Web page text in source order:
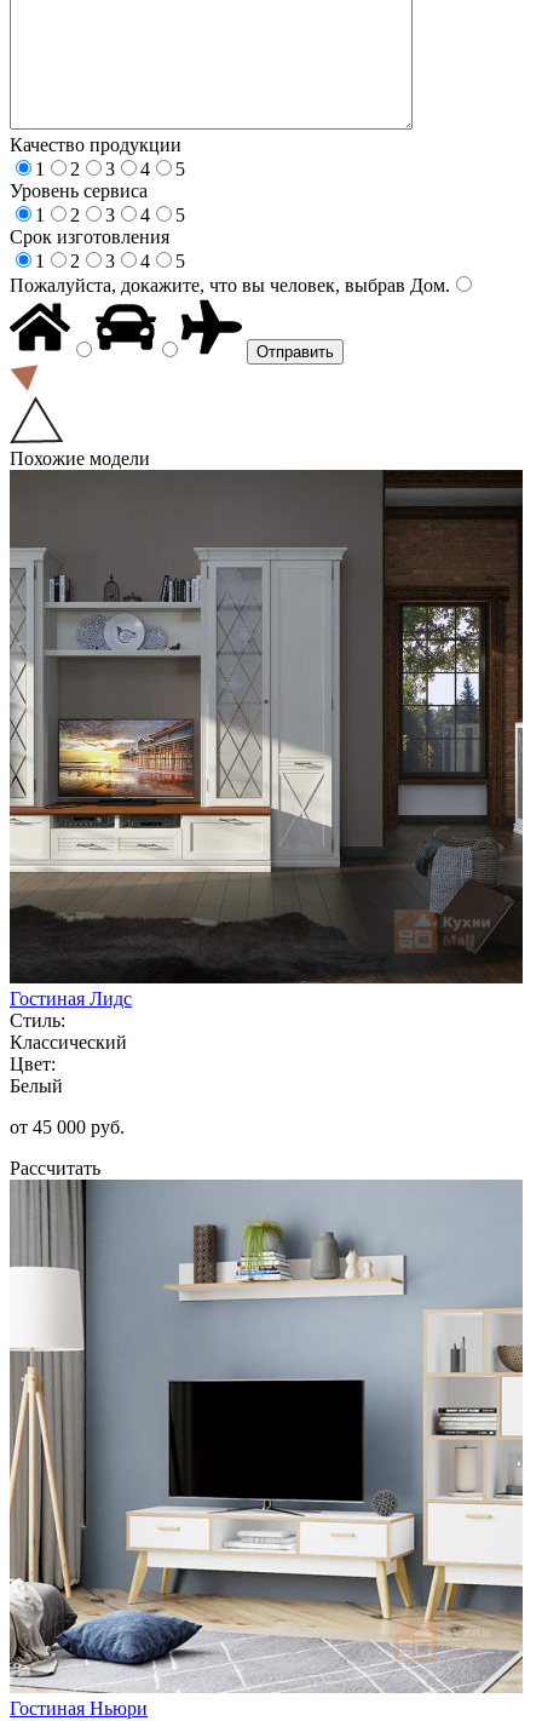
Качество продукции
1
2 3 4
5
Уровень сервиса
1
2 3 4
5
Срок изготовления
1
2 3 4
5
Пожалуйста, докажите, что вы человек, выбрав Дом.
Похожие модели
Гостиная Лидс
Стиль:
Классический
Цвет:
Белый
от 45 000 руб.
Рассчитать
Гостиная Ньюри